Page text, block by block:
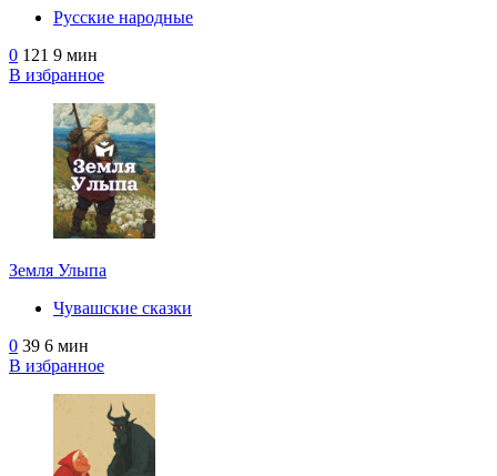
Русские народные
0 121 9 мин
В избранное
Земля Улыпа
Чувашские сказки
0 39 6 мин
В избранное